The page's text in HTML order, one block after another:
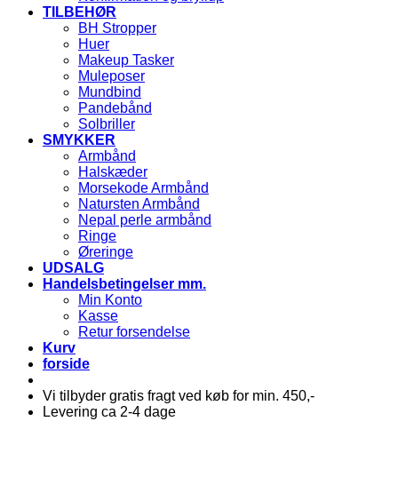
TILBEHØR
BH Stropper
Huer
Makeup Tasker
Muleposer
Mundbind
Pandebånd
Solbriller
SMYKKER
Armbånd
Halskæder
Morsekode Armbånd
Natursten Armbånd
Nepal perle armbånd
Ringe
Øreringe
UDSALG
Handelsbetingelser mm.
Min Konto
Kasse
Retur forsendelse
Kurv
forside
Vi tilbyder gratis fragt ved køb for min. 450,-
Levering ca 2-4 dage